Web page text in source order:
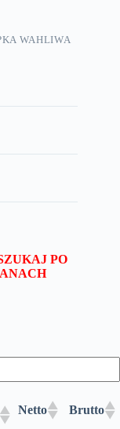
WAHLIWA
PO
Netto Brutto